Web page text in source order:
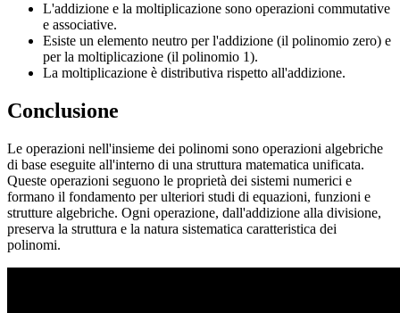
L'addizione e la moltiplicazione sono operazioni commutative
e associative.
Esiste un elemento neutro per l'addizione (il polinomio zero) e
per la moltiplicazione (il polinomio 1).
La moltiplicazione è distributiva rispetto all'addizione.
Conclusione
Le operazioni nell'insieme dei polinomi sono operazioni algebriche
di base eseguite all'interno di una struttura matematica unificata.
Queste operazioni seguono le proprietà dei sistemi numerici e
formano il fondamento per ulteriori studi di equazioni, funzioni e
strutture algebriche. Ogni operazione, dall'addizione alla divisione,
preserva la struttura e la natura sistematica caratteristica dei
polinomi.